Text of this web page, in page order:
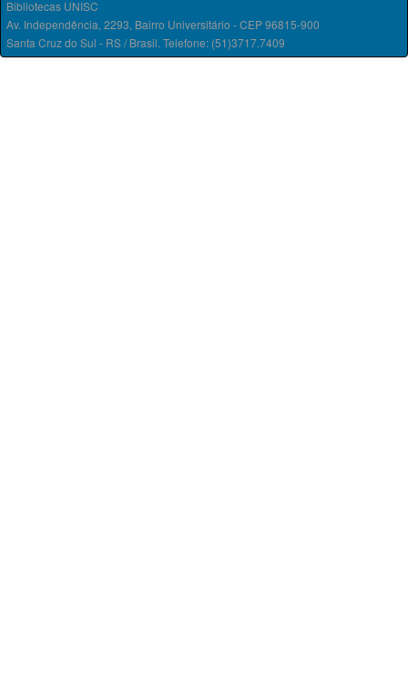
Bibliotecas UNISC
Av. Independência, 2293, Bairro Universitário - CEP 96815-900
Santa Cruz do Sul - RS / Brasil. Telefone: (51)3717.7409